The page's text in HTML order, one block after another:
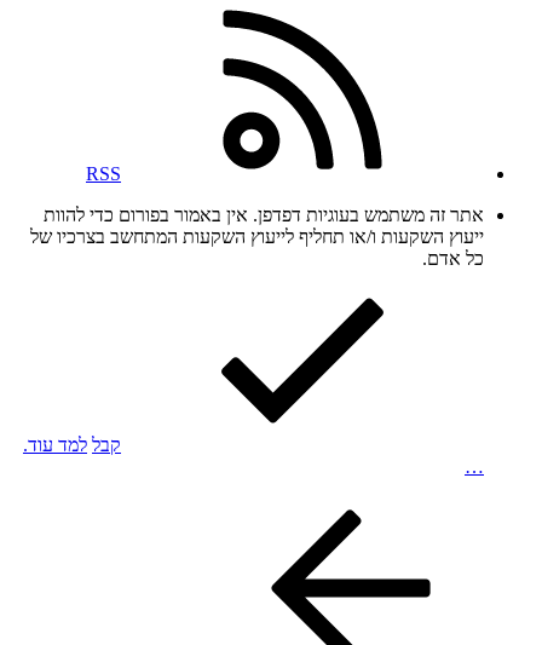
RSS
אתר זה משתמש בעוגיות דפדפן. אין באמור בפורום כדי להוות
ייעוץ השקעות ו/או תחליף לייעוץ השקעות המתחשב בצרכיו של
כל אדם.
קבל למד עוד.
…